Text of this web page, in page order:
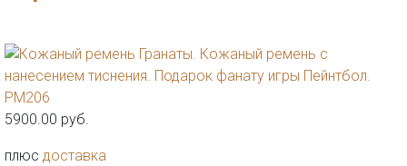
5900.00 руб.
плюс доставка